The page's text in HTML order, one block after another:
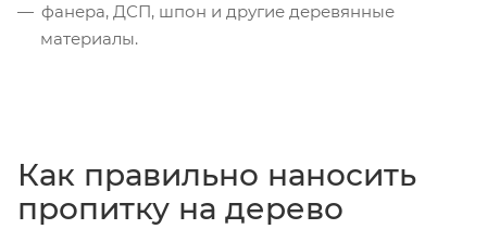
фанера, ДСП, шпон и другие деревянные
материалы.
Как правильно наносить
пропитку на дерево